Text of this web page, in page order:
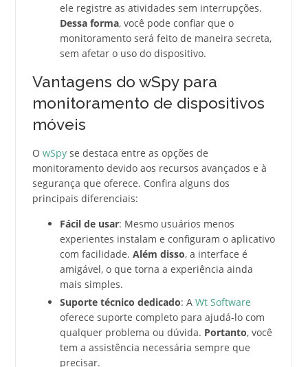
ele registre as atividades sem interrupções.
Dessa forma, você pode confiar que o
monitoramento será feito de maneira secreta,
sem afetar o uso do dispositivo.
Vantagens do wSpy para
monitoramento de dispositivos
móveis
O wSpy se destaca entre as opções de
monitoramento devido aos recursos avançados e à
segurança que oferece. Confira alguns dos
principais diferenciais:
Fácil de usar: Mesmo usuários menos
experientes instalam e configuram o aplicativo
com facilidade. Além disso, a interface é
amigável, o que torna a experiência ainda
mais simples.
Suporte técnico dedicado: A Wt Software
oferece suporte completo para ajudá-lo com
qualquer problema ou dúvida. Portanto, você
tem a assistência necessária sempre que
precisar.